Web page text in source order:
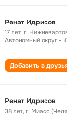
Ренат Идрисов
17 лет,г.
Автономный округ -
Добавить в
Ренат Идрисов
38 лет,г. Миасс